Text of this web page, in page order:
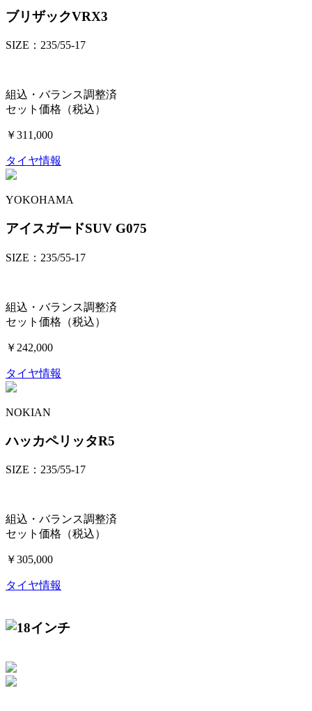
ブリザックVRX3
SIZE：235/55-17
組込・バランス調整済
セット価格（税込）
￥311,000
タイヤ情報
YOKOHAMA
アイスガードSUV G075
SIZE：235/55-17
組込・バランス調整済
セット価格（税込）
￥242,000
タイヤ情報
NOKIAN
ハッカペリッタR5
SIZE：235/55-17
組込・バランス調整済
セット価格（税込）
￥305,000
タイヤ情報